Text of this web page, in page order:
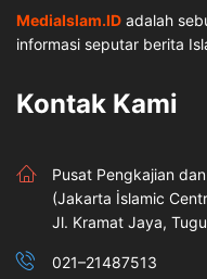
MediaIslam.ID adalah
informasi seputar berita
Kontak Kami
Pusat Pengkajian
(Jakarta İslamic
Jl. Kramat Jaya,
021–21487513